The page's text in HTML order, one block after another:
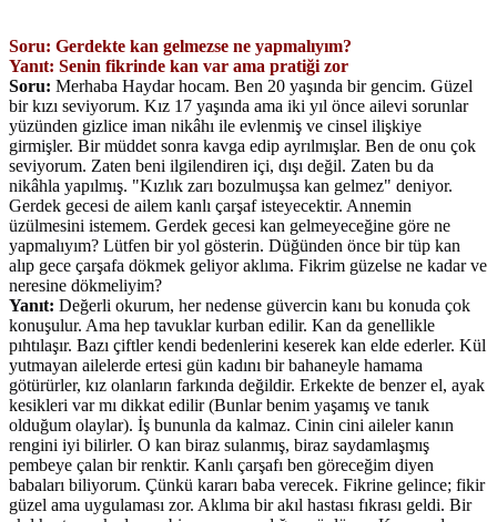
Soru: Gerdekte kan gelmezse ne yapmalıyım?
Yanıt: Senin fikrinde kan var ama pratiği zor
Soru: Merhaba Haydar hocam. Ben 20 yaşında bir gencim. Güzel
bir kızı seviyorum. Kız 17 yaşında ama iki yıl önce ailevi sorunlar
yüzünden gizlice iman nikâhı ile evlenmiş ve cinsel ilişkiye
girmişler. Bir müddet sonra kavga edip ayrılmışlar. Ben de onu çok
seviyorum. Zaten beni ilgilendiren içi, dışı değil. Zaten bu da
nikâhla yapılmış. "Kızlık zarı bozulmuşsa kan gelmez" deniyor.
Gerdek gecesi de ailem kanlı çarşaf isteyecektir. Annemin
üzülmesini istemem. Gerdek gecesi kan gelmeyeceğine göre ne
yapmalıyım? Lütfen bir yol gösterin. Düğünden önce bir tüp kan
alıp gece çarşafa dökmek geliyor aklıma. Fikrim güzelse ne kadar ve
neresine dökmeliyim?
Yanıt: Değerli okurum, her nedense güvercin kanı bu konuda çok
konuşulur. Ama hep tavuklar kurban edilir. Kan da genellikle
pıhtılaşır. Bazı çiftler kendi bedenlerini keserek kan elde ederler. Kül
yutmayan ailelerde ertesi gün kadını bir bahaneyle hamama
götürürler, kız olanların farkında değildir. Erkekte de benzer el, ayak
kesikleri var mı dikkat edilir (Bunlar benim yaşamış ve tanık
olduğum olaylar). İş bununla da kalmaz. Cinin cini aileler kanın
rengini iyi bilirler. O kan biraz sulanmış, biraz saydamlaşmış
pembeye çalan bir renktir. Kanlı çarşafı ben göreceğim diyen
babaları biliyorum. Çünkü kararı baba verecek. Fikrine gelince; fikir
güzel ama uygulaması zor. Aklıma bir akıl hastası fıkrası geldi. Bir